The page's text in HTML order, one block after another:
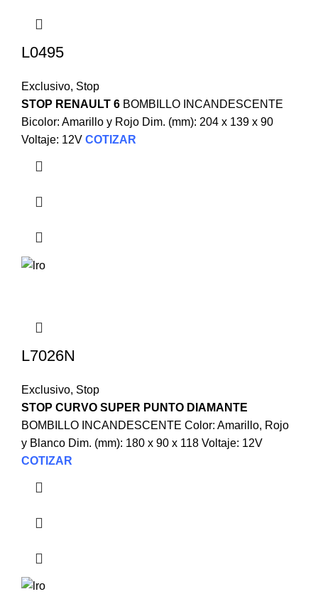
L0495
Exclusivo, Stop
STOP RENAULT 6 BOMBILLO INCANDESCENTE
Bicolor: Amarillo y Rojo Dim. (mm): 204 x 139 x 90
Voltaje: 12V COTIZAR
L7026N
Exclusivo, Stop
STOP CURVO SUPER PUNTO DIAMANTE
BOMBILLO INCANDESCENTE Color: Amarillo, Rojo
y Blanco Dim. (mm): 180 x 90 x 118 Voltaje: 12V
COTIZAR